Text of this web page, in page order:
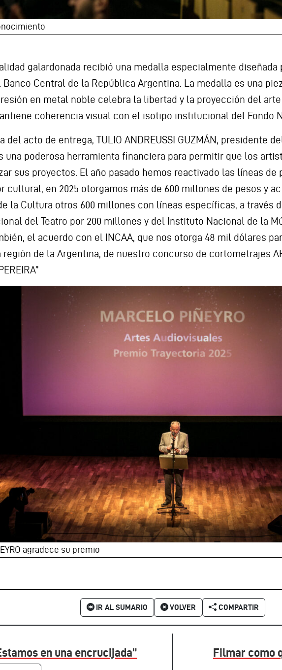
galardonada recibió una medalla especialmente diseñada
Banco Central de la República Argentina. La medalla es una
en metal noble celebra la libertad y la proyección del
coherencia visual con el isotipo institucional del Fondo
del acto de entrega, TULIO ANDREUSSI GUZMÁN, presidente
una poderosa herramienta financiera para permitir que los
sus proyectos. El año pasado hemos reactivado las líneas de
cultural, en 2025 otorgamos más de 600 millones de pesos y
la Cultura otros 600 millones con líneas específicas, a través
del Teatro por 200 millones y del Instituto Nacional de la
el acuerdo con el INCAA, que nos otorga 48 mil dólares
región de la Argentina, de nuestro concurso de cortometrajes
agradece su premio
IR AL SUMARIO VOLVER COMPARTIR
en una encrucijada” Filmar como